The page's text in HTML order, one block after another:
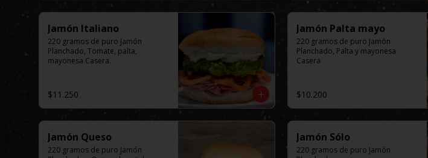
Jamón Italiano
220 gramos de puro Jamón
Planchado, Tomate, palta,
mayonesa Casera.
$11.250
Jamón Palta mayo
220 gramos de puro Jamón
Planchado, Palta y mayonesa
Casera
$10.200
Jamón Queso
220 gramos de puro Jamón
Jamón Sólo
220 gramos de puro Jamón